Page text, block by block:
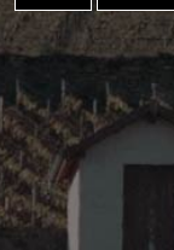
Brut Nature